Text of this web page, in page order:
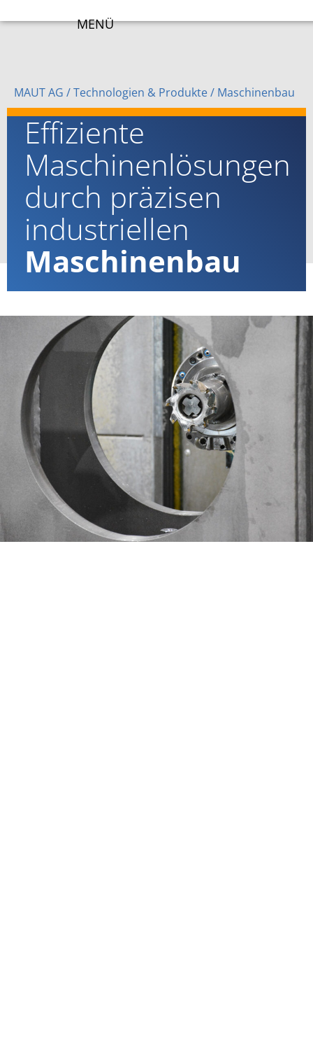
MENÜ
MAUT AG / Technologien & Produkte / Maschinenbau
Effiziente
Maschinenlösungen
durch präzisen
industriellen
Maschinenbau